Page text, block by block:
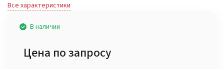
Все характеристики
В наличии
Цена по запросу